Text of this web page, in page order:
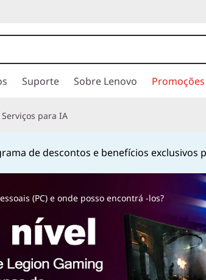
Suporte Sobre Lenovo Promoções
Serviços para IA
no número +55 13 4042 0656ou
Currently
(PC) e onde posso encontrá -los?